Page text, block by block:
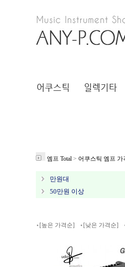
엠프 Total > 어쿠스틱 엠프 가
만원대
50만원 이상
[높은 가격순] [낮은 가격순]